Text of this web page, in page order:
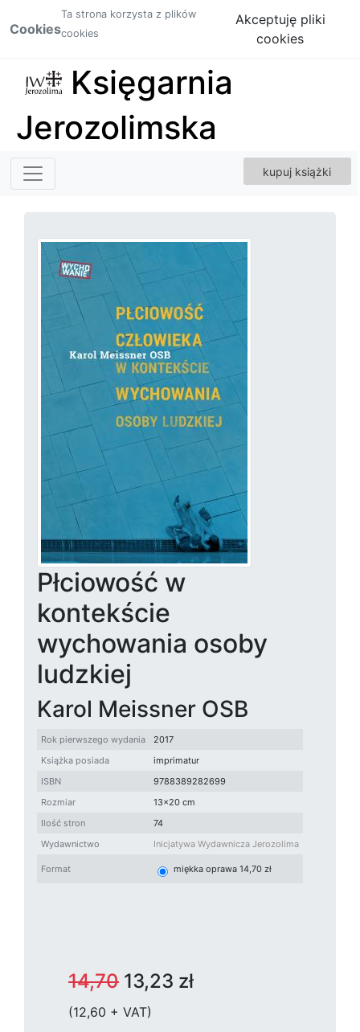
Cookies
Ta strona korzysta z plików
cookies
Akceptuję pliki
cookies
Księgarnia
Jerozolimska
kupuj książki
Płciowość w
kontekście
wychowania osoby
ludzkiej
Karol Meissner OSB
Rok pierwszego wydania
2017
Książka posiada
imprimatur
ISBN
9788389282699
Rozmiar
13x20 cm
Ilość stron
74
Wydawnictwo
Inicjatywa Wydawnicza Jerozolima
Format miękka oprawa 14,70 zł
14,70 13,23 zł
(12,60 + VAT)